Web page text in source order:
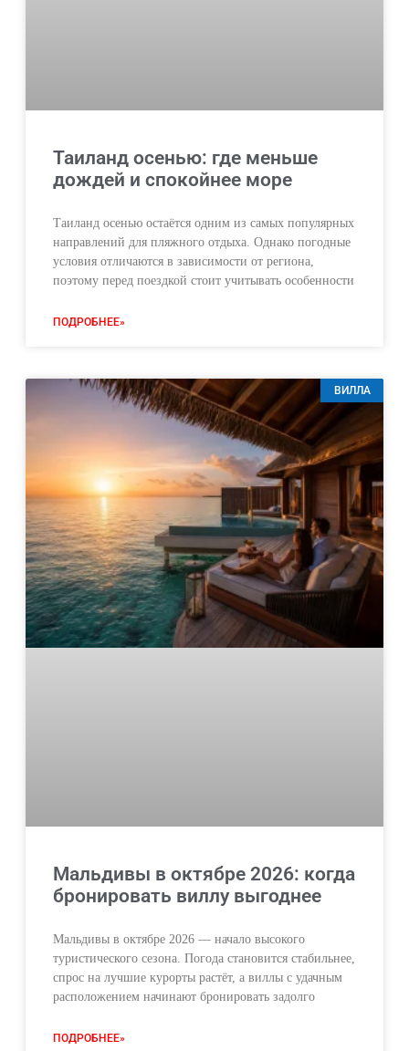
Таиланд осенью: где меньше
дождей и спокойнее море
Таиланд осенью остаётся одним из самых популярных
направлений для пляжного отдыха. Однако погодные
условия отличаются в зависимости от региона,
поэтому перед поездкой стоит учитывать особенности
ПОДРОБНЕЕ»
ВИЛЛА
Мальдивы в октябре 2026: когда
бронировать виллу выгоднее
Мальдивы в октябре 2026 — начало высокого
туристического сезона. Погода становится стабильнее,
спрос на лучшие курорты растёт, а виллы с удачным
расположением начинают бронировать задолго
ПОДРОБНЕЕ»